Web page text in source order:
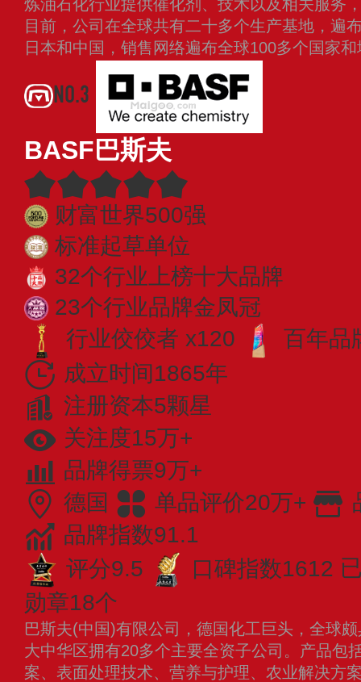
炼油石化行业提供催化剂、技术以及相关服务
目前，公司在全球共有二十多个生产基地，遍
日本和中国，销售网络遍布全球100多个国家
NO.3
BASF巴斯夫
财富世界500强
标准起草单位
32个行业上榜十大品牌
23个行业品牌金凤冠
行业佼佼者 x120
百年品
成立时间1865年
注册资本5颗星
关注度15万+
品牌得票9万+
德国
单品评价20万+
品牌指数91.1
评分9.5
口碑指数1612
勋章18个
巴斯夫(中国)有限公司，德国化工巨头，全球
大中华区拥有20多个主要全资子公司。产品包
案、表面处理技术、营养与护理、农业解决方